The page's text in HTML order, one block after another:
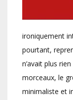
ironiquement
pourtant,
n’avait plus
morceaux, le
minimaliste et